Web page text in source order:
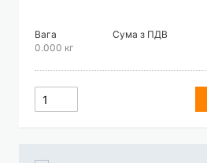
Вага
0.000 кг
Сума з ПДВ